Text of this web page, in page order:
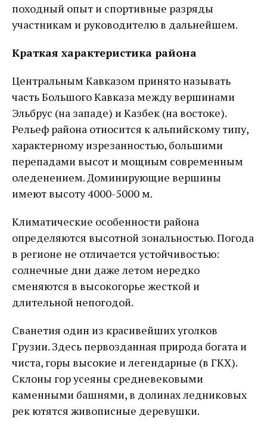
походный опыт и спортивные разряды
участникам и руководителю в дальнейшем.
Краткая характеристика района
Центральным Кавказом принято называть
часть Большого Кавказа между вершинами
Эльбрус (на западе) и Казбек (на востоке).
Рельеф района относится к альпийскому типу,
характерному изрезанностью, большими
перепадами высот и мощным современным
оледенением. Доминирующие вершины
имеют высоту 4000-5000 м.
Климатические особенности района
определяются высотной зональностью. Погода
в регионе не отличается устойчивостью:
солнечные дни даже летом нередко
сменяются в высокогорье жесткой и
длительной непогодой.
Сванетия один из красивейших уголков
Грузии. Здесь первозданная природа богата и
чиста, горы высокие и легендарные (в ГКХ).
Склоны гор усеяны средневековыми
каменными башнями, в долинах ледниковых
рек ютятся живописные деревушки.